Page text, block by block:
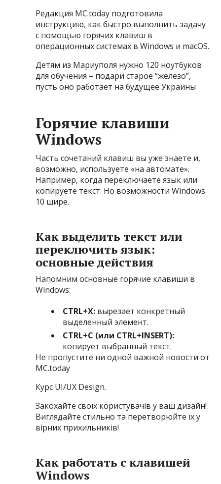
Редакция MC.today подготовила
инструкцию, как быстро выполнить задачу
с помощью горячих клавиш в
операционных системах в Windows и macOS.
Детям из Мариуполя нужно 120 ноутбуков
для обучения – подари старое “железо”,
пусть оно работает на будущее Украины
Горячие клавиши
Windows
Часть сочетаний клавиш вы уже знаете и,
возможно, используете «на автомате».
Например, когда переключаете язык или
копируете текст. Но возможности Windows
10 шире.
Как выделить текст или
переключить язык:
основные действия
Напомним основные горячие клавиши в
Windows:
CTRL+X: вырезает конкретный
выделенный элемент.
CTRL+C (или CTRL+INSERT):
копирует выбранный текст.
Не пропустите ни одной важной новости от
MC.today
Курс UI/UX Design.
Закохайте своїх користувачів у ваш дизайн!
Виглядайте стильно та перетворюйте їх у
вірних прихильників!
Как работать с клавишей
Windows